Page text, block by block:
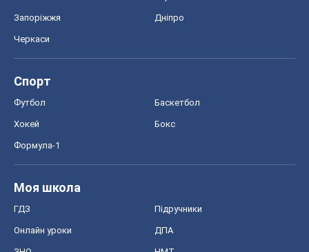
Запоріжжя Дніпро
Черкаси
Спорт
Футбол Баскетбол
Хокей Бокс
Формула-1
Моя школа
ГДЗ Підручники
Онлайн уроки ДПА